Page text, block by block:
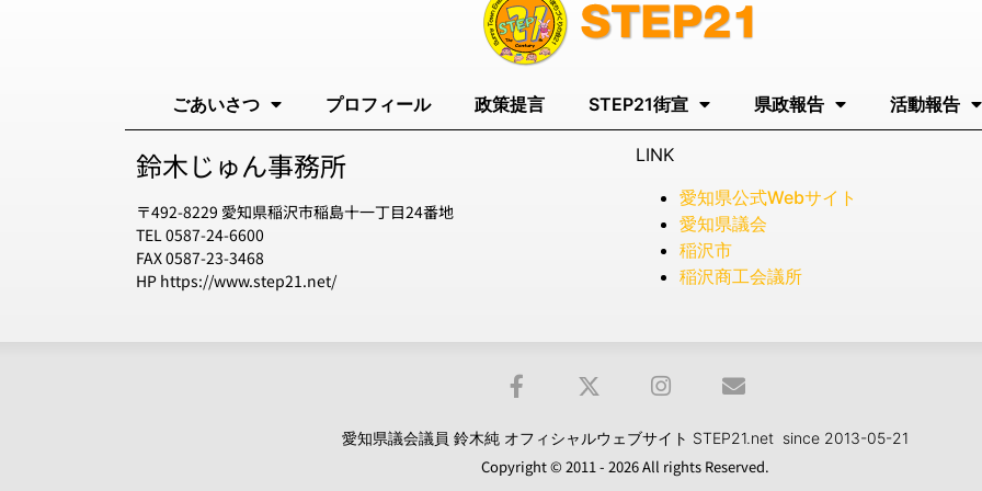
ごあいさつ プロフィール 政策提言 STEP21街宣 県政報告 活動報告
鈴木じゅん事務所
〒492-8229 愛知県稲沢市稲島十一丁目24番地
TEL 0587-24-6600
FAX 0587-23-3468
HP https://www.step21.net/
LINK
愛知県公式Webサイト
愛知県議会
稲沢市
稲沢商工会議所
愛知県議会議員 鈴木純 オフィシャルウェブサイト STEP21.net since 2013-05-21
Copyright © 2011 - 2026 All rights Reserved.